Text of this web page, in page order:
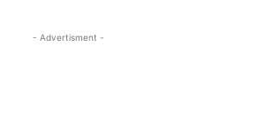
- Advertisment -